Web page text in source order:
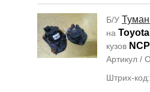
Б/У
на
кузов
Артикул /
Штрих-